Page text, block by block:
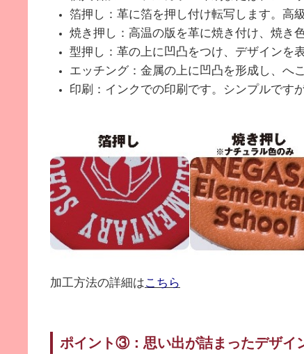
箔押し：革に箔を押し付け転写します。高
焼き押し：高温の版を革に焼き付け、焼き
型押し：革の上に凹凸をつけ、デザインを
エッチング：金属の上に凹凸を形成し、へ
印刷：インクでの印刷です。シンプルです
加工方法の詳細はこちら
ポイント③：思い出が詰まったデザイ